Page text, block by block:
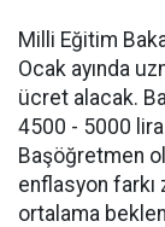
Milli Eğitim
Ocak ayında
ücret alacak.
4500 - 5000
Başöğretmen
enflasyon farkı
ortalama